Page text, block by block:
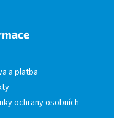
a platba
ochrany osobních